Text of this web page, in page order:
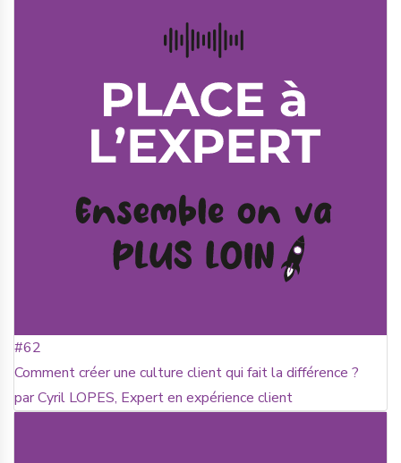
#62
Comment créer une culture client qui fait la différence ?
par Cyril LOPES, Expert en expérience client